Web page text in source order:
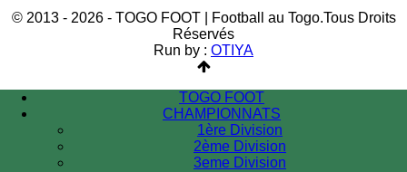
© 2013 - 2026 - TOGO FOOT | Football au Togo.Tous Droits
Réservés
Run by : OTIYA
TOGO FOOT
CHAMPIONNATS
1ère Division
2ème Division
3eme Division